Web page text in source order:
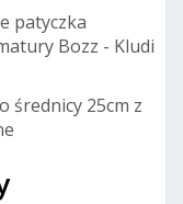
patyczka
Bozz - Kludi
średnicy 25cm z